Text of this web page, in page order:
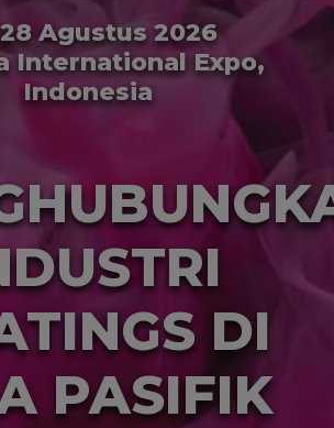
Agustus 2026
International Expo,
Indonesia
DI
PASIFIK